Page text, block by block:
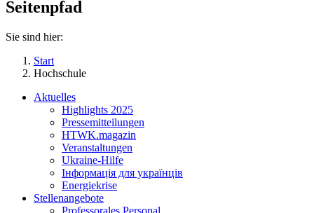
Seitenpfad
Sie sind hier:
Start
Hochschule
Aktuelles
Highlights 2025
Pressemitteilungen
HTWK.magazin
Veranstaltungen
Ukraine-Hilfe
Інформація для українців
Energiekrise
Stellenangebote
Professorales Personal